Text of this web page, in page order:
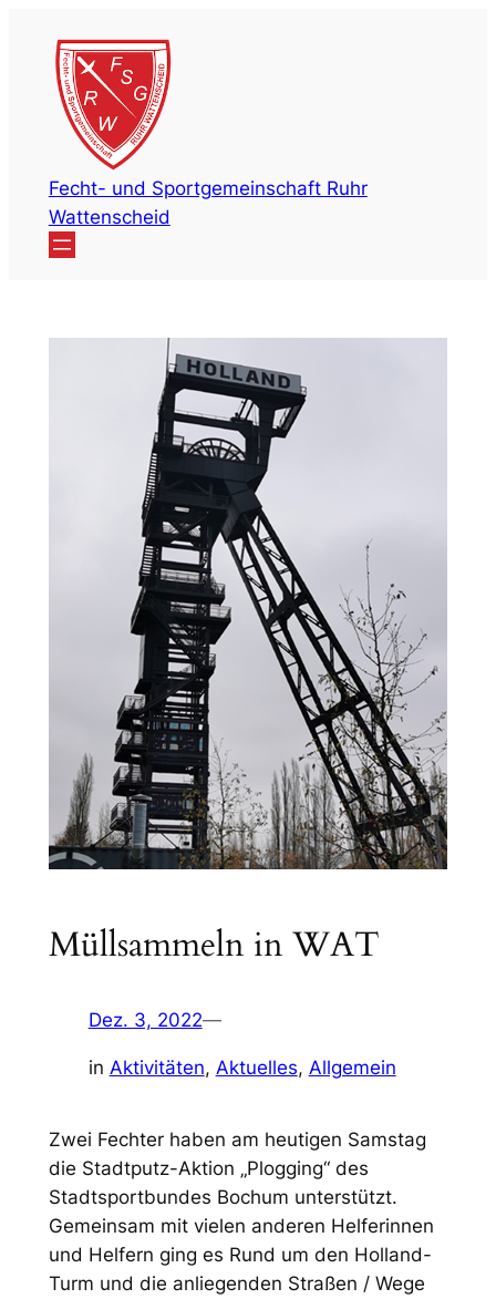
Inhalt
springen
Fecht- und Sportgemeinschaft Ruhr
Wattenscheid
Müllsammeln in WAT
Dez. 3, 2022—
in Aktivitäten, Aktuelles, Allgemein
Zwei Fechter haben am heutigen Samstag
die Stadtputz-Aktion „Plogging“ des
Stadtsportbundes Bochum unterstützt.
Gemeinsam mit vielen anderen Helferinnen
und Helfern ging es Rund um den Holland-
Turm und die anliegenden Straßen / Wege